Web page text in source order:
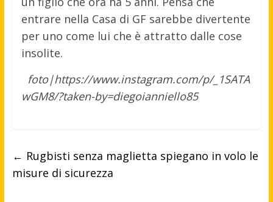
entrare nella Casa di GF sarebbe divertente
per uno come lui che è attratto dalle cose
insolite.
foto|https://www.instagram.com/p/_1SATA
wGM8/?taken-by=diegoianniello85
← Rugbisti senza maglietta spiegano in volo le
misure di sicurezza